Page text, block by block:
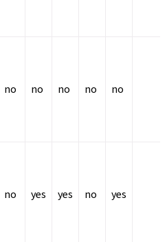
no no no no no
no yes yes no yes